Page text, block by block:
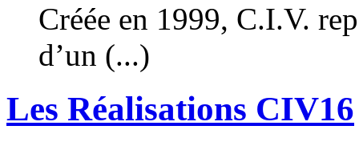
Créée en 1999, C.I.V.
d’un (...)
Les Réalisations CIV16